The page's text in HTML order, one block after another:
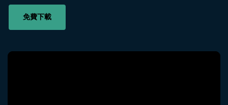
文字
熱門方案
AI 進階 & 福利
幫助中心
免費下載